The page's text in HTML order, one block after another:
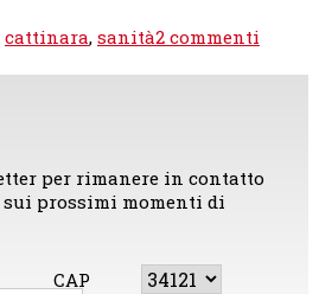
cattinara, sanità2 commentisu
al
per rimanere in contatto
sui prossimi momenti di
CAP